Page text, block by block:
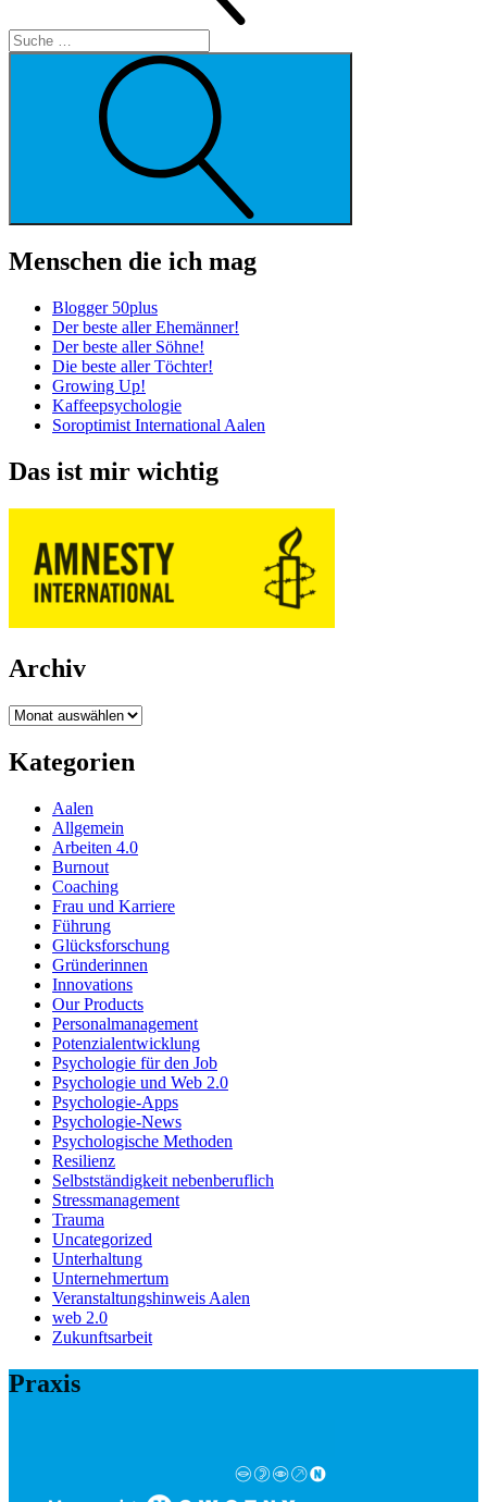
Menschen die ich mag
Blogger 50plus
Der beste aller Ehemänner!
Der beste aller Söhne!
Die beste aller Töchter!
Growing Up!
Kaffeepsychologie
Soroptimist International Aalen
Das ist mir wichtig
Archiv
Archiv
Kategorien
Aalen
Allgemein
Arbeiten 4.0
Burnout
Coaching
Frau und Karriere
Führung
Glücksforschung
Gründerinnen
Innovations
Our Products
Personalmanagement
Potenzialentwicklung
Psychologie für den Job
Psychologie und Web 2.0
Psychologie-Apps
Psychologie-News
Psychologische Methoden
Resilienz
Selbstständigkeit nebenberuflich
Stressmanagement
Trauma
Uncategorized
Unterhaltung
Unternehmertum
Veranstaltungshinweis Aalen
web 2.0
Zukunftsarbeit
Praxis